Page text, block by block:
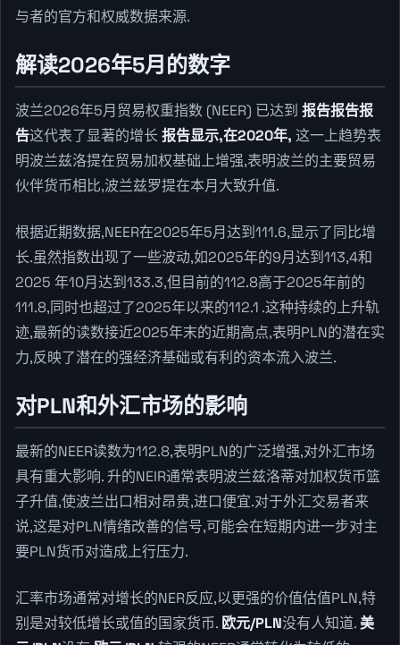
与者的官方和权威数据来源.
解读2026年5月的数字
波兰2026年5月贸易权重指数 (NEER) 已达到 报告报告报
告这代表了显著的增长 报告显示,在2020年, 这一上趋势表
明波兰兹洛提在贸易加权基础上增强,表明波兰的主要贸易
伙伴货币相比,波兰兹罗提在本月大致升值.
根据近期数据,NEER在2025年5月达到111.6,显示了同比增
长.虽然指数出现了一些波动,如2025年的9月达到113,4和
2025 年10月达到133.3,但目前的112.8高于2025年前的
111.8,同时也超过了2025年以来的112.1 .这种持续的上升轨
迹,最新的读数接近2025年末的近期高点,表明PLN的潜在实
力,反映了潜在的强经济基础或有利的资本流入波兰.
对PLN和外汇市场的影响
最新的NEER读数为112.8,表明PLN的广泛增强,对外汇市场
具有重大影响. 升的NEIR通常表明波兰兹洛蒂对加权货币篮
子升值,使波兰出口相对昂贵,进口便宜.对于外汇交易者来
说,这是对PLN情绪改善的信号,可能会在短期内进一步对主
要PLN货币对造成上行压力.
汇率市场通常对增长的NER反应,以更强的价值估值PLN,特
别是对较低增长或值的国家货币. 欧元/PLN没有人知道. 美